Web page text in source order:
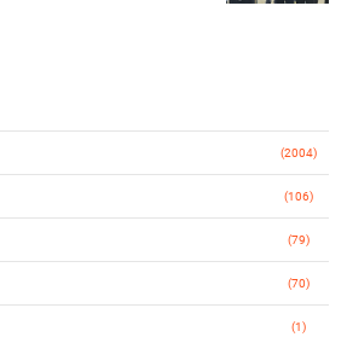
(2004)
(106)
(79)
(70)
(1)